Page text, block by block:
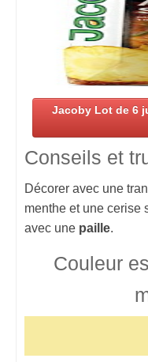
Jacoby Lot de 6
Conseils et
Décorer avec une
menthe et une cerise
avec une paille.
Couleur